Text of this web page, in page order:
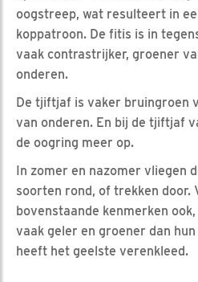
oogstreep, wat resulteert in
koppatroon. De fitis is in
vaak contrastrijker, groener
onderen.
De tjiftjaf is vaker bruingroen
van onderen. En bij de tjiftjaf
de oogring meer op.
In zomer en nazomer vliegen
soorten rond, of trekken door.
bovenstaande kenmerken
vaak geler en groener dan
heeft het geelste verenkleed.